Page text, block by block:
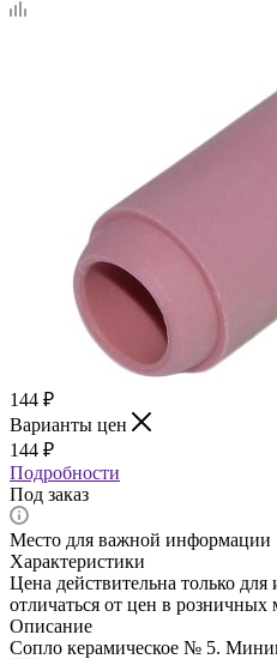
144 ₽
Варианты цен
144 ₽
Подробности
Под заказ
Место для важной информации
Характеристики
Цена действительна только
отличаться от цен в розничных
Описание
Сопло керамическое № 5.